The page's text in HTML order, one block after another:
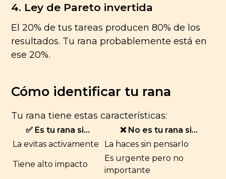
4. Ley de Pareto invertida
El 20% de tus tareas producen 80% de los
resultados. Tu rana probablemente está en
ese 20%.
Cómo identificar tu rana
Tu rana tiene estas características:
✅ Es tu rana si…
❌ No es tu rana si…
La evitas activamente
La haces sin pensarlo
Tiene alto impacto
Es urgente pero no
importante